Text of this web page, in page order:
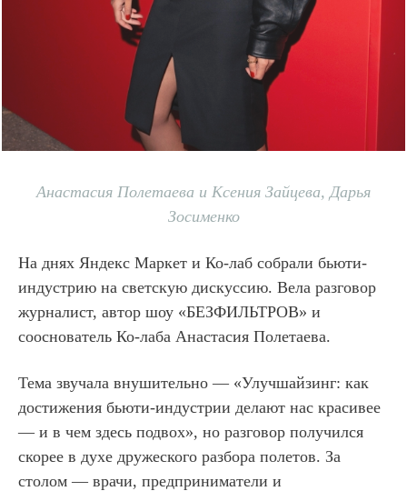
Анастасия Полетаева и Ксения Зайцева, Дарья
Зосименко
На днях Яндекс Маркет и Ко-лаб собрали бьюти-
индустрию на светскую дискуссию. Вела разговор
журналист, автор шоу «БЕЗФИЛЬТРОВ» и
сооснователь Ко-лаба Анастасия Полетаева.
Тема звучала внушительно — «Улучшайзинг: как
достижения бьюти-индустрии делают нас красивее
— и в чем здесь подвох», но разговор получился
скорее в духе дружеского разбора полетов. За
столом — врачи, предприниматели и